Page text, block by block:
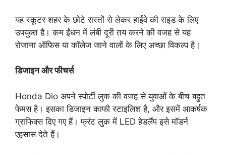
यह स्कूटर शहर के छोटे रास्तों से लेकर हाईवे की राइड के लिए
उपयुक्त है। कम ईंधन में लंबी दूरी तय करने की वजह से यह
रोजाना ऑफिस या कॉलेज जाने वालों के लिए अच्छा विकल्प है।
डिजाइन और फीचर्स
Honda Dio अपने स्पोर्टी लुक की वजह से युवाओं के बीच बहुत
फेमस है। इसका डिजाइन काफी स्टाइलिश है, और इसमें आकर्षक
ग्राफिक्स दिए गए हैं। फ्रंट लुक में LED हेडलैंप इसे मॉडर्न
एहसास देते हैं।